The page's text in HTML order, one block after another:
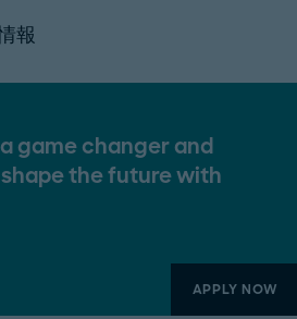
報
game changer and
the future with
APPLY NOW